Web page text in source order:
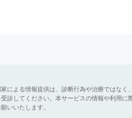
による情報提供は、診断行為や治療ではな
診してください。本サービスの情報や利用
いいたします。